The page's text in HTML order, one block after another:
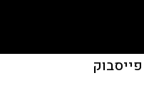
פייסבוק